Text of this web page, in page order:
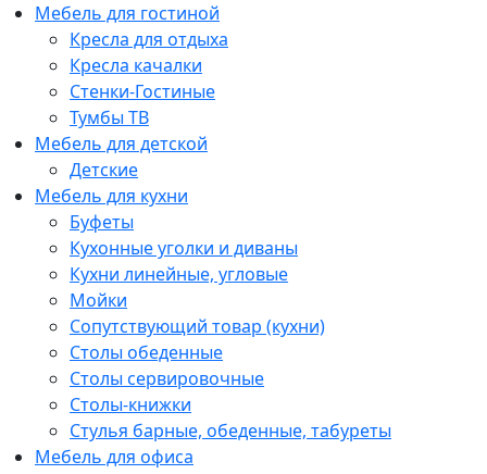
Мебель для гостиной
Кресла для отдыха
Кресла качалки
Стенки-Гостиные
Тумбы ТВ
Мебель для детской
Детские
Мебель для кухни
Буфеты
Кухонные уголки и диваны
Кухни линейные, угловые
Мойки
Сопутствующий товар (кухни)
Столы обеденные
Столы сервировочные
Столы-книжки
Стулья барные, обеденные, табуреты
Мебель для офиса